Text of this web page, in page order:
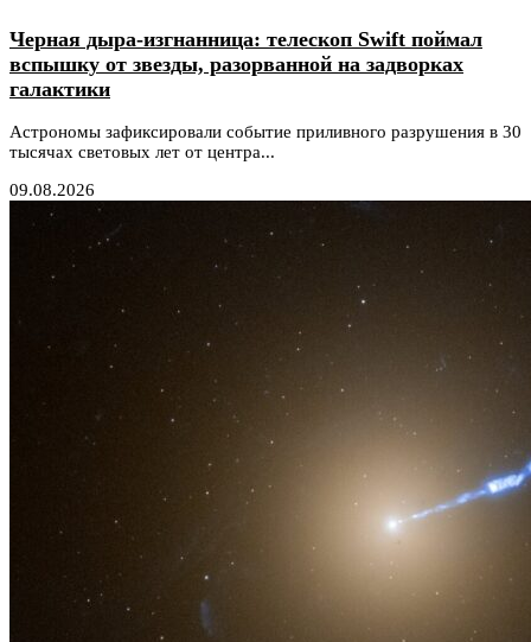
Черная дыра-изгнанница: телескоп Swift поймал
вспышку от звезды, разорванной на задворках
галактики
Астрономы зафиксировали событие приливного разрушения в 30
тысячах световых лет от центра...
09.08.2026